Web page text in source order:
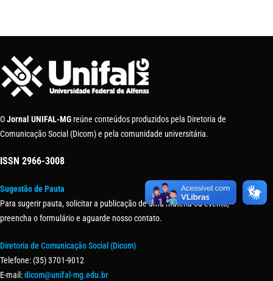
OJornal UNIFAL-MG reúne conteúdos produzidos pela Diretoria de
Comunicação Social (Dicom) e pela comunidade universitária.
ISSN 2966-3008
Sugestão de Pauta
Para sugerir pauta, solicitar a publicação de uma matéria ou evento,
preencha o formulário e aguarde nosso contato.
Diretoria de Comunicação Social (Dicom)
Telefone: (35) 3701-9012
E-mail:dicom@unifal-mg.edu.br